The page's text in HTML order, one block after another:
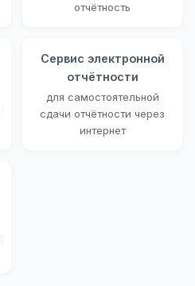
отчётность
Сервис электронной
отчётности
для самостоятельной
сдачи отчётности через
интернет